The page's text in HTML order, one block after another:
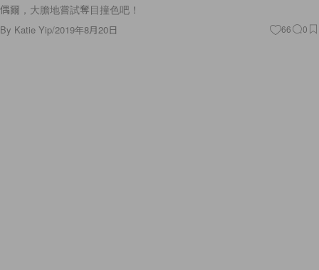
偶爾，大膽地嘗試奪目撞色吧！
By Katie Yip/2019年8月20日 66 0